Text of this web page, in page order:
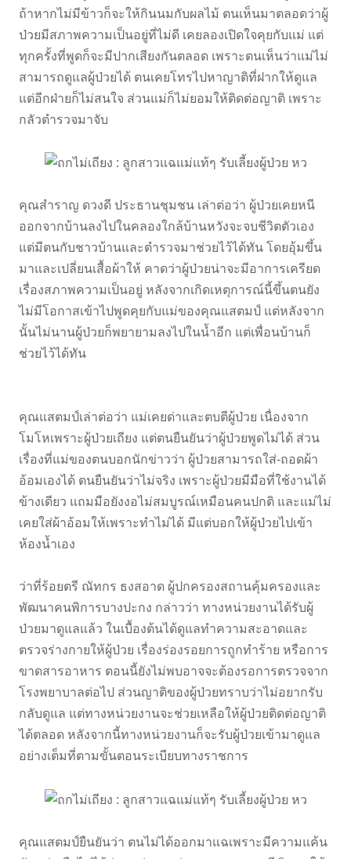
ถ้าหากไม่มีข้าวก็จะให้กินนมกับผลไม้ ตนเห็นมาตลอดว่าผู้
ป่วยมีสภาพความเป็นอยู่ที่ไม่ดี เคยลองเปิดใจคุยกับแม่ แต่
ทุกครั้งที่พูดก็จะมีปากเสียงกันตลอด เพราะตนเห็นว่าแม่ไม่
สามารถดูแลผู้ป่วยได้ ตนเคยโทรไปหาญาติที่ฝากให้ดูแล
แต่อีกฝ่ายก็ไม่สนใจ ส่วนแม่ก็ไม่ยอมให้ติดต่อญาติ เพราะ
กลัวตำรวจมาจับ
คุณสำราญ ดวงดี ประธานชุมชน เล่าต่อว่า ผู้ป่วยเคยหนี
ออกจากบ้านลงไปในคลองใกล้บ้านหวังจะจบชีวิตตัวเอง
แต่มีตนกับชาวบ้านและตำรวจมาช่วยไว้ได้ทัน โดยอุ้มขึ้น
มาและเปลี่ยนเสื้อผ้าให้ คาดว่าผู้ป่วยน่าจะมีอาการเครียด
เรื่องสภาพความเป็นอยู่ หลังจากเกิดเหตุการณ์นี้ขึ้นตนยัง
ไม่มีโอกาสเข้าไปพูดคุยกับแม่ของคุณแสตมป์ แต่หลังจาก
นั้นไม่นานผู้ป่วยก็พยายามลงไปในน้ำอีก แต่เพื่อนบ้านก็
ช่วยไว้ได้ทัน
คุณแสตมป์เล่าต่อว่า แม่เคยด่าและตบตีผู้ป่วย เนื่องจาก
โมโหเพราะผู้ป่วยเถียง แต่ตนยืนยันว่าผู้ป่วยพูดไม่ได้ ส่วน
เรื่องที่แม่ของตนบอกนักข่าวว่า ผู้ป่วยสามารถใส่-ถอดผ้า
อ้อมเองได้ ตนยืนยันว่าไม่จริง เพราะผู้ป่วยมีมือที่ใช้งานได้
ข้างเดียว แถมมือยังงอไม่สมบูรณ์เหมือนคนปกติ และแม่ไม่
เคยใส่ผ้าอ้อมให้เพราะทำไม่ได้ มีแต่บอกให้ผู้ป่วยไปเข้า
ห้องน้ำเอง
ว่าที่ร้อยตรี ณัทกร ธงสอาด ผู้ปกครองสถานคุ้มครองและ
พัฒนาคนพิการบางปะกง กล่าวว่า ทางหน่วยงานได้รับผู้
ป่วยมาดูแลแล้ว ในเบื้องต้นได้ดูแลทำความสะอาดและ
ตรวจร่างกายให้ผู้ป่วย เรื่องร่องรอยการถูกทำร้าย หรือการ
ขาดสารอาหาร ตอนนี้ยังไม่พบอาจจะต้องรอการตรวจจาก
โรงพยาบาลต่อไป ส่วนญาติของผู้ป่วยทราบว่าไม่อยากรับ
กลับดูแล แต่ทางหน่วยงานจะช่วยเหลือให้ผู้ป่วยติดต่อญาติ
ได้ตลอด หลังจากนี้ทางหน่วยงานก็จะรับผู้ป่วยเข้ามาดูแล
อย่างเต็มที่ตามขั้นตอนระเบียบทางราชการ
คุณแสตมป์ยืนยันว่า ตนไม่ได้ออกมาแฉเพราะมีความแค้น